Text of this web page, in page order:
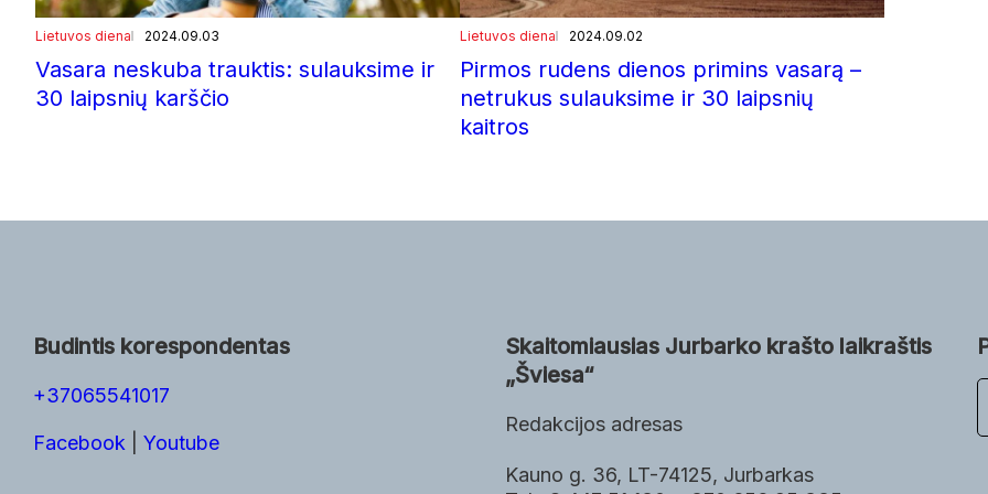
Lietuvos diena 2024.09.03
Vasara neskuba trauktis: sulauksime ir
30 laipsnių karščio
Lietuvos diena 2024.09.02
Pirmos rudens dienos primins vasarą –
netrukus sulauksime ir 30 laipsnių
kaitros
Budintis korespondentas
+37065541017
Facebook Youtube
Skaitomiausias Jurbarko krašto laikraštis
„Šviesa“
Redakcijos adresas
Kauno g. 36, LT-74125, Jurbarkas
P
i